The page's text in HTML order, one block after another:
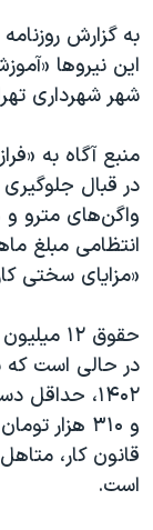
اسرائیل در جنگ
نرگس محمدی
صفحه‌های ویژه
سفر پرزیدنت
این نیروها
شهر شهرداری
در قبال
واگن‌های مترو
«مزایای سختی
حقوق
در حالی است که
۱۴۰۲،
و ۳۱۰
است.